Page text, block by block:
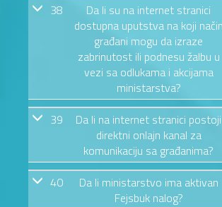
38
Da li su na internet stranici
dostupna uputstva na koji način
građani mogu da izraze
zabrinutost ili podnesu žalbu u
vezi sa odlukama i akcijama
ministarstva?
39
Da li na internet stranici postoji
direktni onlajn kanal za
komunikaciju sa građanima?
40
Da li ministarstvo ima aktivan
Fejsbuk nalog?